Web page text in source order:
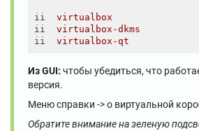
ii
virtualbox
ii
virtualbox-dkms
ii
virtualbox-qt
Из GUI: чтобы убедиться, что
версия.
Меню справки -> о виртуальной
Обратите внимание на зеленую